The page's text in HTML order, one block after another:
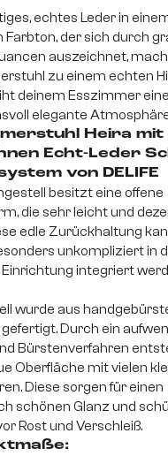
echtes Leder in
Farbton, der sich durch
auszeichnet,
zu einem echten
deinem Esszimmer eine
elegante
Heira mit
Echt-Leder
von DELIFE
besitzt eine offene
die sehr leicht und
edle Zurückhaltung
unkompliziert in
integriert
wurde aus
Durch ein
Bürstenverfahren
Oberfläche mit vielen
Diese sorgen für einen
schönen Glanz und
Rost und Verschleiß.